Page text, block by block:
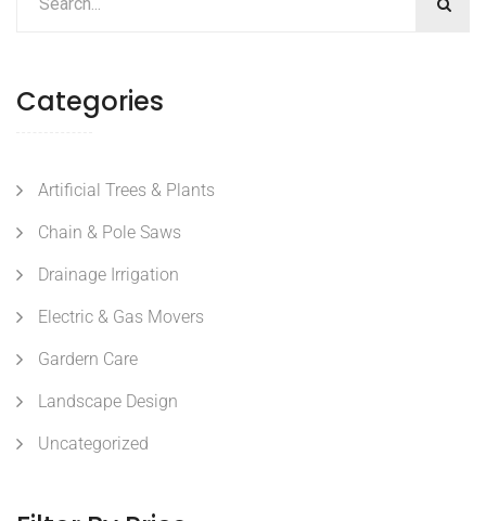
Categories
Artificial Trees & Plants
Chain & Pole Saws
Drainage Irrigation
Electric & Gas Movers
Gardern Care
Landscape Design
Uncategorized